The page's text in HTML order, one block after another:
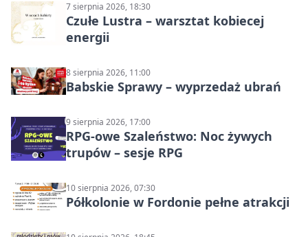
7 sierpnia 2026, 18:30
Czułe Lustra – warsztat kobiecej
energii
8 sierpnia 2026, 11:00
Babskie Sprawy – wyprzedaż ubrań
9 sierpnia 2026, 17:00
RPG-owe Szaleństwo: Noc żywych
trupów – sesje RPG
10 sierpnia 2026, 07:30
Półkolonie w Fordonie pełne atrakcji